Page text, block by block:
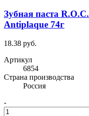
Зубная паста
Antiplaque 74г
18.38 руб.
Артикул
6854
Cтрана производства
Россия
-